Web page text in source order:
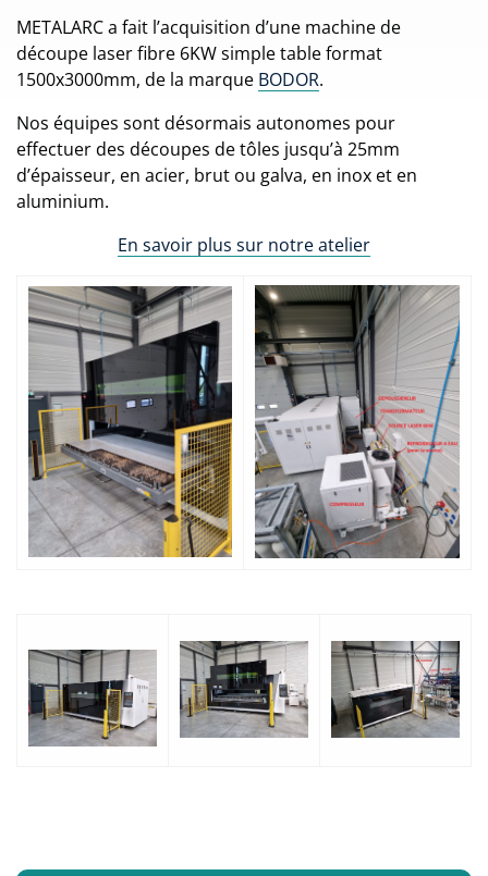
METALARC a fait l’acquisition d’une machine de
découpe laser fibre 6KW simple table format
1500x3000mm, de la marque BODOR.
Nos équipes sont désormais autonomes pour
effectuer des découpes de tôles jusqu’à 25mm
d’épaisseur, en acier, brut ou galva, en inox et en
aluminium.
En savoir plus sur notre atelier